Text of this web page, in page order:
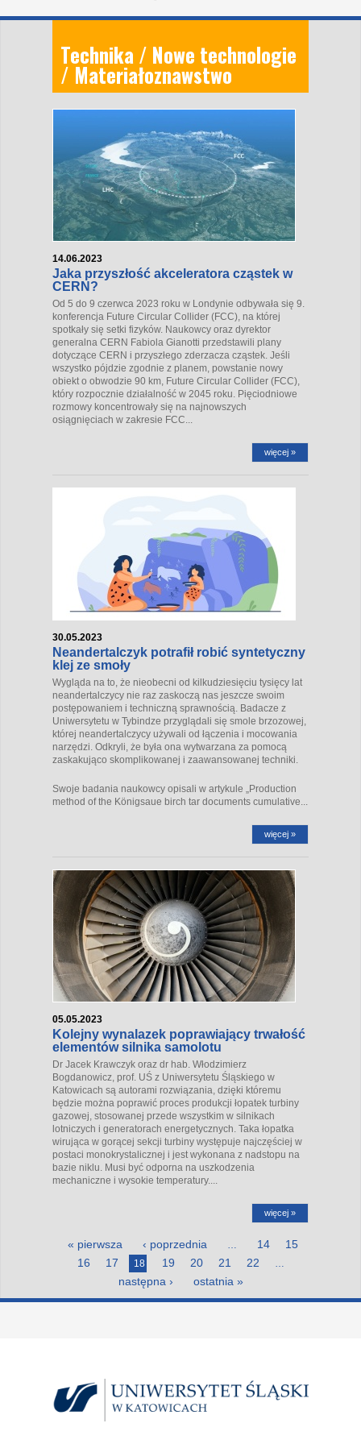
Technika / Nowe technologie
/ Materiałoznawstwo
14.06.2023
Jaka przyszłość akceleratora cząstek w
CERN?
Od 5 do 9 czerwca 2023 roku w Londynie odbywała się 9.
konferencja Future Circular Collider (FCC), na której
spotkały się setki fizyków. Naukowcy oraz dyrektor
generalna CERN Fabiola Gianotti przedstawili plany
dotyczące CERN i przyszłego zderzacza cząstek. Jeśli
wszystko pójdzie zgodnie z planem, powstanie nowy
obiekt o obwodzie 90 km, Future Circular Collider (FCC),
który rozpocznie działalność w 2045 roku. Pięciodniowe
rozmowy koncentrowały się na najnowszych
osiągnięciach w zakresie FCC...
więcej »
30.05.2023
Neandertalczyk potrafił robić syntetyczny
klej ze smoły
Wygląda na to, że nieobecni od kilkudziesięciu tysięcy lat
neandertalczycy nie raz zaskoczą nas jeszcze swoim
postępowaniem i techniczną sprawnością. Badacze z
Uniwersytetu w Tybindze przyglądali się smole brzozowej,
której neandertalczycy używali od łączenia i mocowania
narzędzi. Odkryli, że była ona wytwarzana za pomocą
zaskakująco skomplikowanej i zaawansowanej techniki.
Swoje badania naukowcy opisali w artykule „Production
method of the Königsaue birch tar documents cumulative...
więcej »
05.05.2023
Kolejny wynalazek poprawiający trwałość
elementów silnika samolotu
Dr Jacek Krawczyk oraz dr hab. Włodzimierz
Bogdanowicz, prof. UŚ z Uniwersytetu Śląskiego w
Katowicach są autorami rozwiązania, dzięki któremu
będzie można poprawić proces produkcji łopatek turbiny
gazowej, stosowanej przede wszystkim w silnikach
lotniczych i generatorach energetycznych. Taka łopatka
wirująca w gorącej sekcji turbiny występuje najczęściej w
postaci monokrystalicznej i jest wykonana z nadstopu na
bazie niklu. Musi być odporna na uszkodzenia
mechaniczne i wysokie temperatury....
więcej »
« pierwsza ‹ poprzednia 14
15
16
17 18 19 20 21 22
następna › ostatnia »